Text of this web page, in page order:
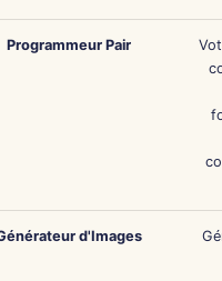
Programmeur Pair
d'Images